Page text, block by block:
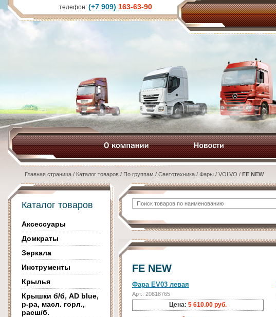
Главная страница / Каталог товаров / По группам / Светотехника / Фары / VOLVO / FE NEW
Каталог товаров
Аксессуары
Домкраты
Зеркала
Инструменты
Крылья
Крышки б/б, AD blue,
р-ра, масл. горл.,
расш/б.
FE NEW
Фара EV03 левая
Арт.: 20818765
Цена: 5 610.00 руб.
телефон: (+7 909) 163-63-90